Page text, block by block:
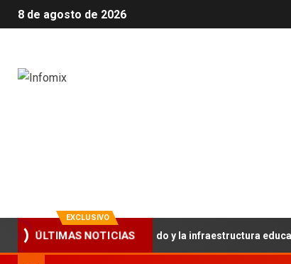
8 de agosto de 2026
EXCLUSIVO
ÚLTIMAS NOTICIAS
el trabajo articulado y la infraestructura educativa